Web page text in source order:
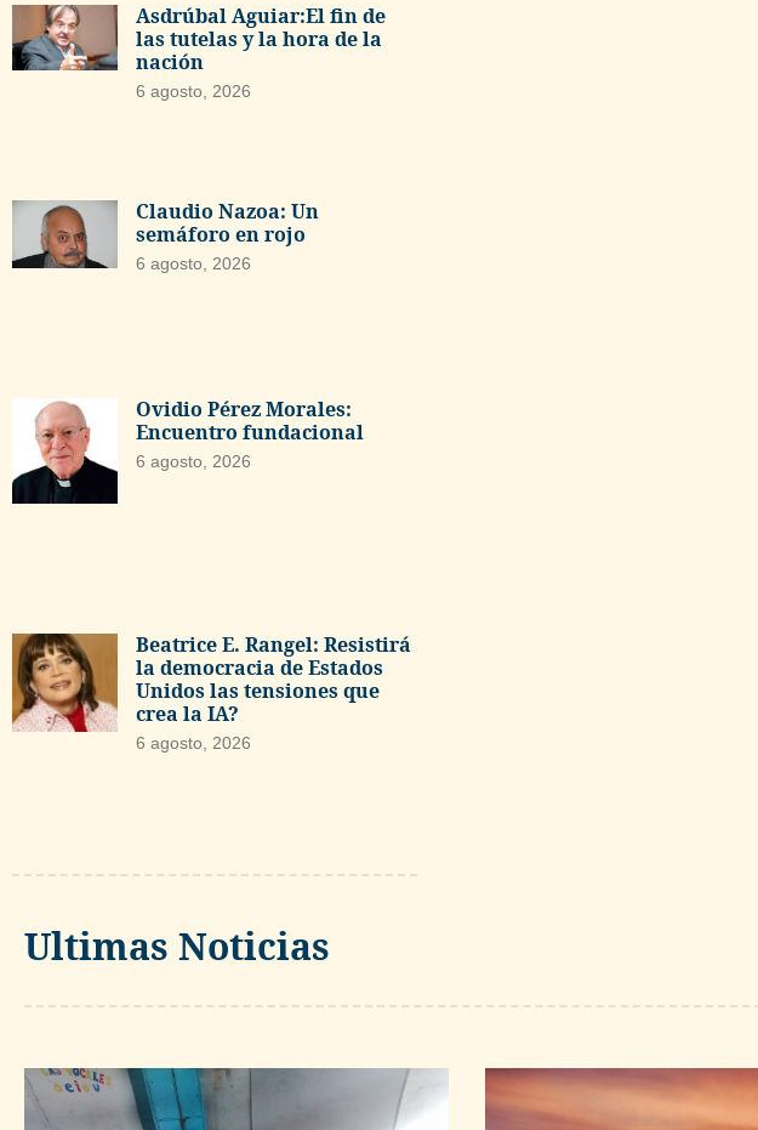
Asdrúbal Aguiar:El fin de
las tutelas y la hora de la
nación
6 agosto, 2026
Claudio Nazoa: Un
semáforo en rojo
6 agosto, 2026
Ovidio Pérez Morales:
Encuentro fundacional
6 agosto, 2026
Beatrice E. Rangel: Resistirá
la democracia de Estados
Unidos las tensiones que
crea la IA?
6 agosto, 2026
Ultimas Noticias